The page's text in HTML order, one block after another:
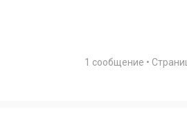
1 сообщение •